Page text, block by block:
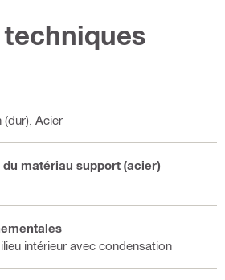
techniques
(dur), Acier
du matériau support (acier)
intérieur avec condensation